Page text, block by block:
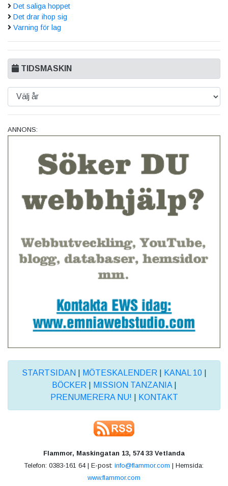
Det saliga hoppet
Det drar ihop sig
Varning för lag
TIDSMASKIN
ANNONS:
STARTSIDAN MÖTESKALENDER KANAL 10|
BÖCKER
MISSION TANZANIA|
PRENUMERERA NU!
KONTAKT
Flammor, Maskingatan 13, 574 33 Vetlanda
Telefon: 0383-161 64 | E-post: info@flammor.com | Hemsida:
www.flammor.com